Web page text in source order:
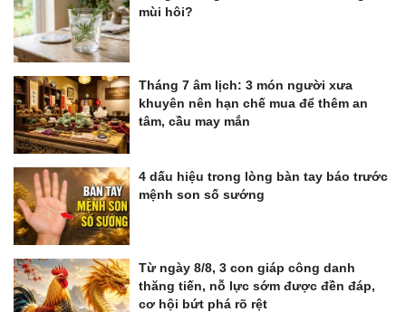
mùi hôi?
Tháng 7 âm lịch: 3 món người xưa
khuyên nên hạn chế mua để thêm an
tâm, cầu may mắn
4 dấu hiệu trong lòng bàn tay báo trước
mệnh son số sướng
Từ ngày 8/8, 3 con giáp công danh
thăng tiến, nỗ lực sớm được đền đáp,
cơ hội bứt phá rõ rệt